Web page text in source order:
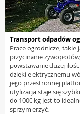
Transport odpadów
Prace ogrodnicze, takie
przycinanie
powstawanie dużej
dzięki elektrycznemu
jego przestronnej
utylizacja staje się
do 1000 kg jest to
sprzymierzyć.